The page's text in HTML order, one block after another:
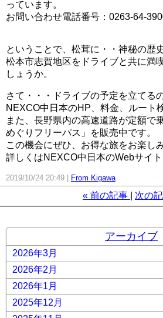
っています。
お問い合わせ電話番号：0263-64-
ということで、松茸に・・神秘の歴
松本市志賀地区をドライブと共に満
しょうか。
さて・・・ドライブの予定を立てる
NEXCO中日本のHP、料金、ルート
また、長野県内の高速道路が定額で
めぐりフリーパス」を販売中です。
この機会にぜひ、お得な旅をお楽し
詳しくはNEXCO中日本のWebサイト
2019/10/24 20:49 From Kigawa
« 前の記事 次の
アーカイブ
2026年3月
2026年2月
2026年1月
2025年12月